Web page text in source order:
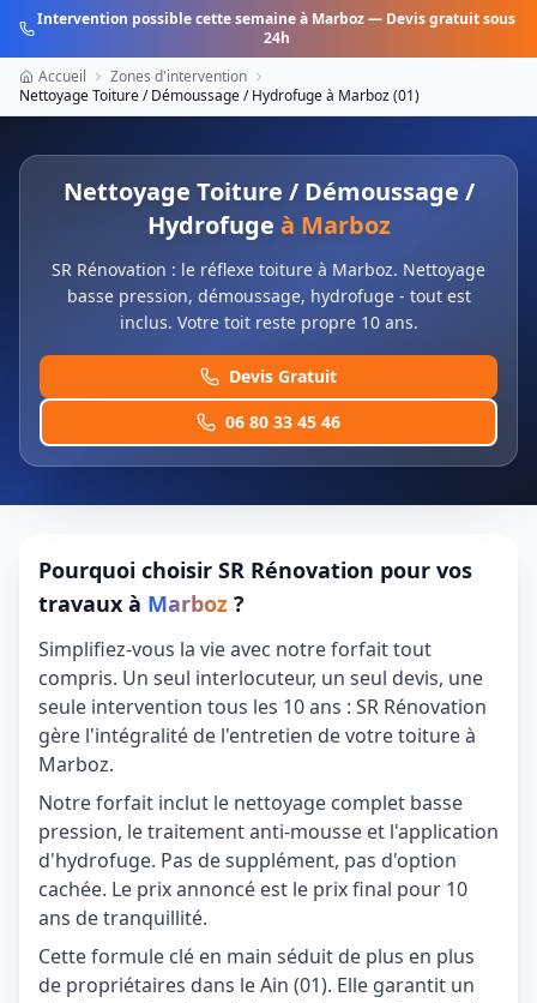
Intervention possible cette semaine à Marboz— Devis gratuit sous
24h
Accueil
Zones d'intervention
Nettoyage Toiture / Démoussage / Hydrofugeà Marboz(01)
Nettoyage Toiture / Démoussage /
Hydrofuge à Marboz
SR Rénovation : le réflexe toiture à Marboz. Nettoyage
basse pression, démoussage, hydrofuge - tout est
inclus. Votre toit reste propre 10 ans.
Devis Gratuit
06 80 33 45 46
Pourquoi choisir SR Rénovation pour vos
travaux à Marboz ?
Simplifiez-vous la vie avec notre forfait tout
compris. Un seul interlocuteur, un seul devis, une
seule intervention tous les 10 ans : SR Rénovation
gère l'intégralité de l'entretien de votre toiture à
Marboz.
Notre forfait inclut le nettoyage complet basse
pression, le traitement anti-mousse et l'application
d'hydrofuge. Pas de supplément, pas d'option
cachée. Le prix annoncé est le prix final pour 10
ans de tranquillité.
Cette formule clé en main séduit de plus en plus
de propriétaires dans le Ain (01). Elle garantit un